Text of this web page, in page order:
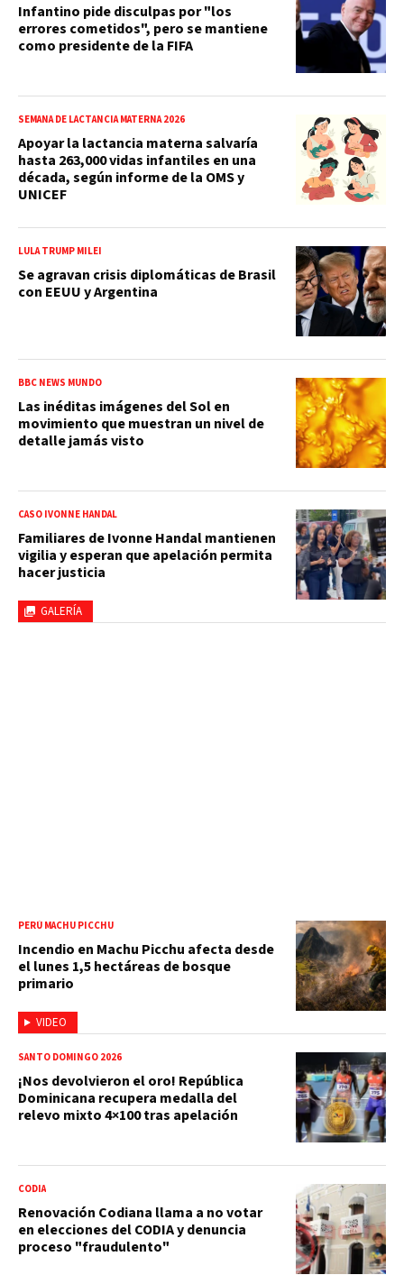
Infantino pide disculpas por "los
errores cometidos", pero se mantiene
como presidente de la FIFA
SEMANA DE LACTANCIA MATERNA 2026
Apoyar la lactancia materna salvaría
hasta 263,000 vidas infantiles en una
década, según informe de la OMS y
UNICEF
LULA TRUMP MILEI
Se agravan crisis diplomáticas de Brasil
con EEUU y Argentina
BBC NEWS MUNDO
Las inéditas imágenes del Sol en
movimiento que muestran un nivel de
detalle jamás visto
GALERÍA
CASO IVONNE HANDAL
Familiares de Ivonne Handal mantienen
vigilia y esperan que apelación permita
hacer justicia
VIDEO
PERÚ MACHU PICCHU
Incendio en Machu Picchu afecta desde
el lunes 1,5 hectáreas de bosque
primario
SANTO DOMINGO 2026
¡Nos devolvieron el oro! República
Dominicana recupera medalla del
relevo mixto 4×100 tras apelación
CODIA
Renovación Codiana llama a no votar
en elecciones del CODIA y denuncia
proceso "fraudulento"